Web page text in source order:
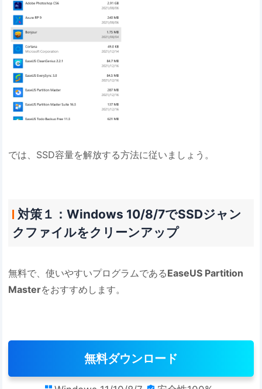
では、SSD容量を解放する方法に従いましょう。
対策１：Windows 10/8/7でSSDジャン
クファイルをクリーンアップ
無料で、使いやすいプログラムであるEaseUS Partition
Masterをおすすめします。
無料ダウンロード